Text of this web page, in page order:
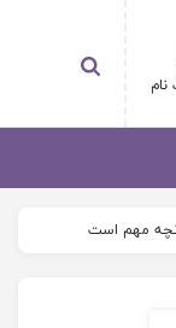
مهم است